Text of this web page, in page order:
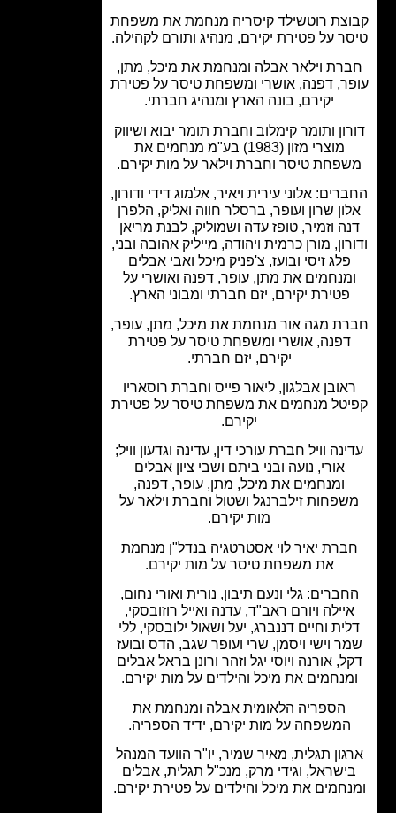
רוטשילד קיסריה מנחמת את משפחת
על פטירת יקירם, מנהיג ותורם לקהילה.
וילאר אבלה ומנחמת את מיכל, מתן,
דפנה, אושרי ומשפחת טיסר על פטירת
יקירם, בונה הארץ ומנהיג חברתי.
ותומר קימלוב וחברת תומר יבוא ושיווק
מוצרי מזון (1983) בע"מ מנחמים את
טיסר וחברת וילאר על מות יקירם.
אלוני עירית ויאיר, אלמוג דידי ודורון,
שרון ועופר, ברסלר חווה ואליק, הלפרן
וזמיר, טופז עדה ושמוליק, לבנת מריאן
מורן כרמית ויהודה, מייליק אהובה ובני,
פלג זיסי ובועז, צ'פניק מיכל ואבי אבלים
את מתן, עופר, דפנה ואושרי על
פטירת יקירם, יזם חברתי ומבוני הארץ.
מגה אור מנחמת את מיכל, מתן, עופר,
דפנה, אושרי ומשפחת טיסר על פטירת
יקירם, יזם חברתי.
אבלגון, ליאור פייס וחברת רוסאריו
מנחמים את משפחת טיסר על פטירת
וויל חברת עורכי דין, עדינה וגדעון וויל;
אורי, נועה ובני ביתם ושבי ציון אבלים
ומנחמים את מיכל, מתן, עופר, דפנה,
זילברנגל ושטול וחברת וילאר על
מות יקירם.
יאיר לוי אסטרטגיה בנדל"ן מנחמת
את משפחת טיסר על מות יקירם.
גלי ונעם תיבון, נורית ואורי נחום,
ויורם ראב"ד, עדנה ואייל רוזובסקי,
וחיים דננברג, יעל ושאול ילובסקי, ללי
וישי ויסמן, שרי ועופר שגב, הדס ובועז
אורנה ויוסי יגל וזהר ורונן בראל אבלים
את מיכל והילדים על מות יקירם.
הספריה הלאומית אבלה ומנחמת את
המשפחה על מות יקירם, ידיד הספריה.
תגלית, מאיר שמיר, יו"ר הוועד המנהל
וגידי מרק, מנכ"ל תגלית, אבלים
את מיכל והילדים על פטירת יקירם.